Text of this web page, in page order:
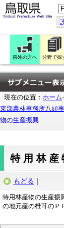
こ
の
ペ
ー
ジ
翻
訳
す
る
県外の方へ 分野で探
現在の位置： ホーム
東部農林事務所八頭
物の生産振興
特用林産
もどる ｜
特用林産物の生産振
の地元産の椎茸のＰ